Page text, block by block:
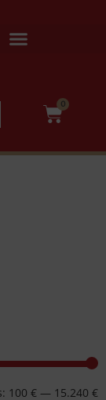
0
100 € — 15.240 €